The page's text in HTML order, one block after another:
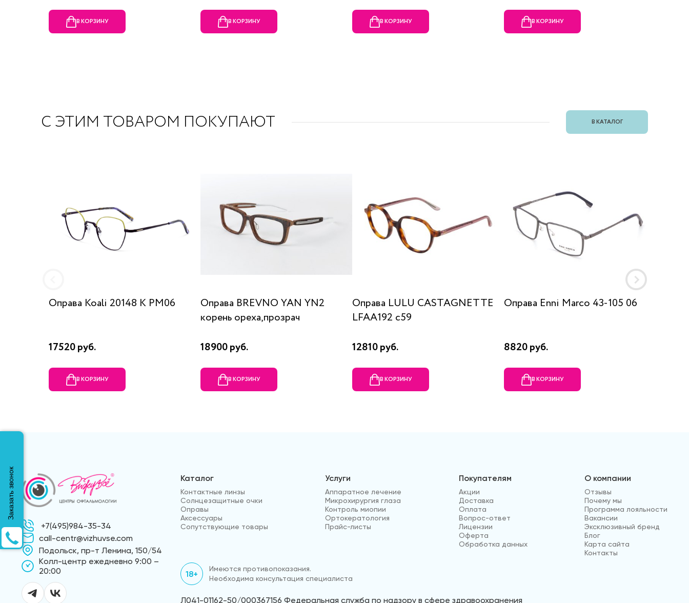
В КОРЗИНУ В КОРЗИНУ В КОРЗИНУ В КОРЗИНУ
С ЭТИМ ТОВАРОМ ПОКУПАЮТ В КАТАЛОГ
Оправа Koali 20148 K PM06
17520 руб.
В КОРЗИНУ
Оправа BREVNO YAN YN2
корень ореха,прозрач
18900 руб.
В КОРЗИНУ
Оправа LULU CASTAGNETTE
LFAA192 c59
12810 руб.
В КОРЗИНУ
Оправа Enni Marco 43-105 06
8820 руб.
В КОРЗИНУ
+7(495)984-35-34
call-centr@vizhuvse.com
Подольск, пр-т Ленина, 150/54
Kолл-центр ежедневно 9:00 –
20:00
Каталог
Контактные линзы
Солнцезащитные очки
Оправы
Аксессуары
Сопутствующие товары
Услуги
Аппаратное лечение
Микрохирургия глаза
Контроль миопии
Ортокератология
Прайс-листы
Покупателям
Акции
Доставка
Оплата
Вопрос-ответ
Лицензии
Оферта
Обработка данных
О компании
Отзывы
Почему мы
Программа лояльности
Вакансии
Эксклюзивный бренд
Блог
Карта сайта
Контакты
18+
Имеются противопоказания.
Необходима консультация специалиста
Л041-01162-50/000367156 Федеральная служба по надзору в сфере здравоохранения
Заказать звонок